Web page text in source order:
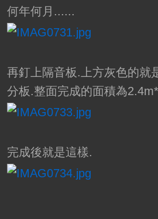
何年何月......
再釘上隔音板.上方灰色的就
分板.整面完成的面積為
完成後就是這樣.